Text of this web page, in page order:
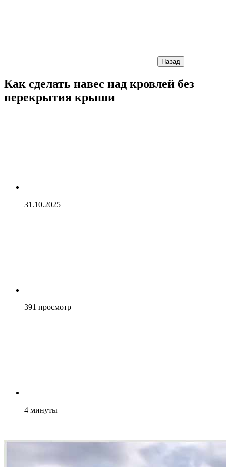
Назад
Как сделать навес над кровлей без
перекрытия крыши
31.10.2025
391 просмотр
4 минуты